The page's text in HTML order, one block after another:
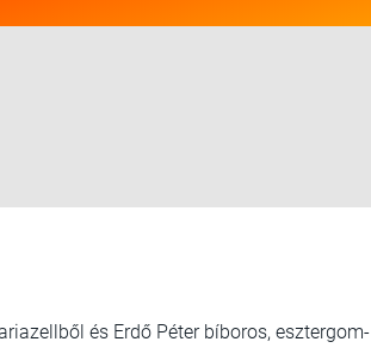
és Erdő Péter bíboros, esztergom-